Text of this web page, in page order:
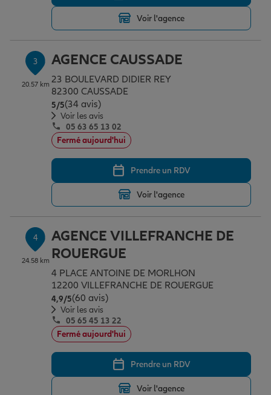
Garantie des accidents de la vie
Assurance scolaire
Protection juridique
Tous nos devis d'assurance
Voir l'agence
3
20.57 km
AGENCE CAUSSADE
23 BOULEVARD DIDIER REY
82300 CAUSSADE
5/5Note de 5 sur 5
(34 avis)
Voir les avis
05 63 65 13 02
Fermé aujourd'hui
Prendre un RDV
Voir l'agence
4
24.58 km
AGENCE VILLEFRANCHE DE
ROUERGUE
4 PLACE ANTOINE DE MORLHON
12200 VILLEFRANCHE DE ROUERGUE
4,9/5Note de 4.9 sur 5
(60 avis)
Voir les avis
05 65 45 13 22
Fermé aujourd'hui
Prendre un RDV
Voir l'agence